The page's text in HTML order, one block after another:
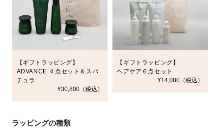
【ギフトラッピング】
ADVANCE ４点セット＆スパ
チュラ
¥30,800（税込）
【ギフトラッピング】
ヘアケア６点セット
¥14,080（税込）
ラッピングの種類